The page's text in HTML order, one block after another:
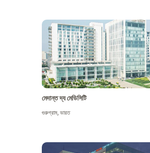
মেদান্ত দ্য মেডিসিটি
গুরুগ্রাম,ভারত